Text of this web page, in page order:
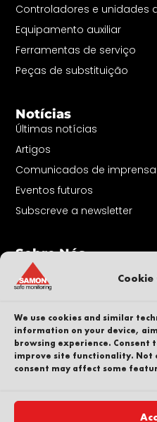
Cookie
We use cookies and similar
information on your device,
browsing experience. Consent
improve site functionality. Not
consent may affect some
Controladores e unidades
Equipamento auxiliar
Ferramentas de serviço
Peças de substituição
Notícias
Últimas notícias
Artigos
Comunicados de imprensa
Eventos futuros
Subscreve a newsletter
Sobre Nós
Contacto
A nossa equipa
Sustentabilidade
Denunciante
Política de privacidade